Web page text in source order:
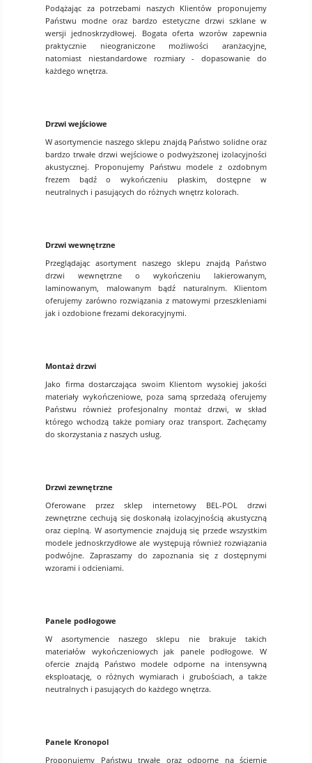
Podążając za potrzebami naszych Klientów proponujemy
Państwu modne oraz bardzo estetyczne drzwi szklane w
wersji jednoskrzydłowej. Bogata oferta wzorów zapewnia
praktycznie nieograniczone możliwości aranżacyjne,
natomiast niestandardowe rozmiary - dopasowanie do
każdego wnętrza.
Drzwi wejściowe
W asortymencie naszego sklepu znajdą Państwo solidne oraz
bardzo trwałe drzwi wejściowe o podwyższonej izolacyjności
akustycznej. Proponujemy Państwu modele z ozdobnym
frezem bądź o wykończeniu płaskim, dostępne w
neutralnych i pasujących do różnych wnętrz kolorach.
Drzwi wewnętrzne
Przeglądając asortyment naszego sklepu znajdą Państwo
drzwi wewnętrzne o wykończeniu lakierowanym,
laminowanym, malowanym bądź naturalnym. Klientom
oferujemy zarówno rozwiązania z matowymi przeszkleniami
jak i ozdobione frezami dekoracyjnymi.
Montaż drzwi
Jako firma dostarczająca swoim Klientom wysokiej jakości
materiały wykończeniowe, poza samą sprzedażą oferujemy
Państwu również profesjonalny montaż drzwi, w skład
którego wchodzą także pomiary oraz transport. Zachęcamy
do skorzystania z naszych usług.
Drzwi zewnętrzne
Oferowane przez sklep internetowy BEL-POL drzwi
zewnętrzne cechują się doskonałą izolacyjnością akustyczną
oraz cieplną. W asortymencie znajdują się przede wszystkim
modele jednoskrzydłowe ale występują również rozwiązania
podwójne. Zapraszamy do zapoznania się z dostępnymi
wzorami i odcieniami.
Panele podłogowe
W asortymencie naszego sklepu nie brakuje takich
materiałów wykończeniowych jak panele podłogowe. W
ofercie znajdą Państwo modele odporne na intensywną
eksploatację, o różnych wymiarach i grubościach, a także
neutralnych i pasujących do każdego wnętrza.
Panele Kronopol
Proponujemy Państwu trwałe oraz odporne na ściernie